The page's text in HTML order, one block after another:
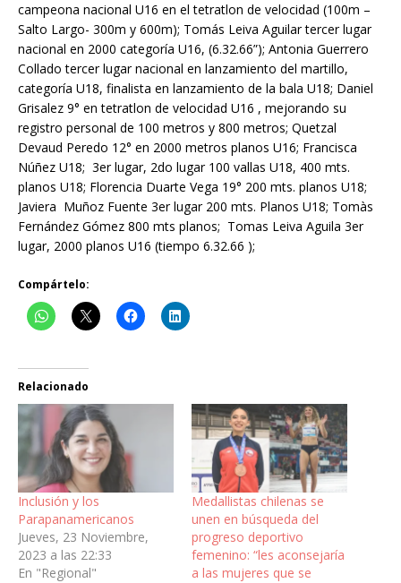
campeona nacional U16 en el tetratlon de velocidad (100m –
Salto Largo- 300m y 600m); Tomás Leiva Aguilar tercer lugar
nacional en 2000 categoría U16, (6.32.66”); Antonia Guerrero
Collado tercer lugar nacional en lanzamiento del martillo,
categoría U18, finalista en lanzamiento de la bala U18; Daniel
Grisalez 9° en tetratlon de velocidad U16 , mejorando su
registro personal de 100 metros y 800 metros; Quetzal
Devaud Peredo 12° en 2000 metros planos U16; Francisca
Núñez U18; 3er lugar, 2do lugar 100 vallas U18, 400 mts.
planos U18; Florencia Duarte Vega 19° 200 mts. planos U18;
Javiera Muñoz Fuente 3er lugar 200 mts. Planos U18; Tomàs
Fernández Gómez 800 mts planos; Tomas Leiva Aguila 3er
lugar, 2000 planos U16 (tiempo 6.32.66 );
Compártelo:
Relacionado
Inclusión y los
Parapanamericanos
Jueves, 23 Noviembre,
2023 a las 22:33
En "Regional"
Medallistas chilenas se
unen en búsqueda del
progreso deportivo
femenino: “les aconsejaría
a las mujeres que se